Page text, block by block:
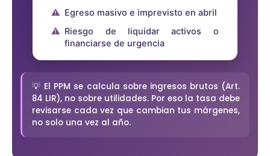
Egreso masivo e imprevisto en abril
Riesgo de liquidar activos o
financiarse de urgencia
💡 El PPM se calcula sobre ingresos brutos (Art.
84 LIR), no sobre utilidades. Por eso la tasa debe
revisarse cada vez que cambian tus márgenes,
no solo una vez al año.